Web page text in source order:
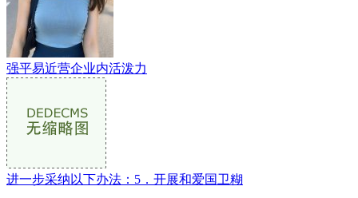
强平易近营企业内活泼力
进一步采纳以下办法：5．开展和爱国卫糊